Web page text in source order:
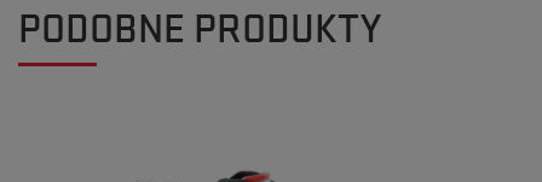
PODOBNE PRODUKTY